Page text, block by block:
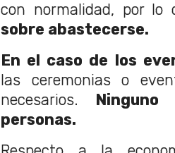
con normalidad, por lo
sobre abastecerse.
En el caso de los
las ceremonias o
necesarios.
personas.